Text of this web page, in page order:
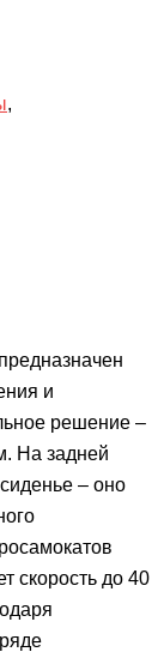
,
и
решение –
На задней
– оно
скорость до 40